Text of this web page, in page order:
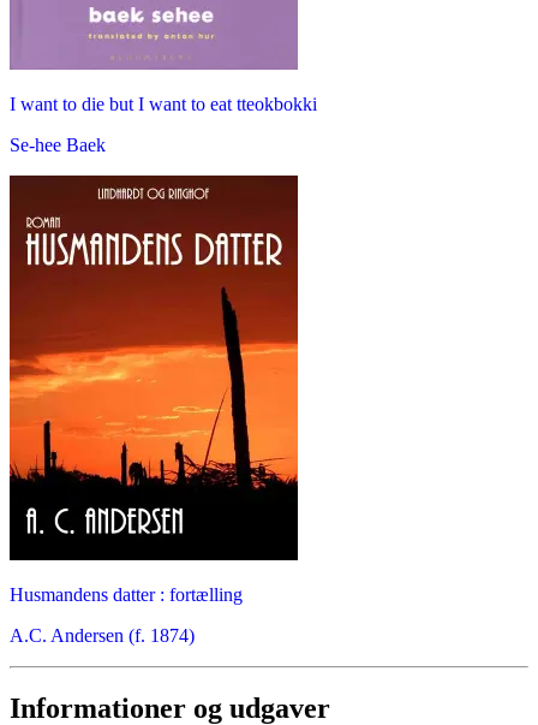
I want to die but I want to eat tteokbokki
Se-hee Baek
Husmandens datter : fortælling
A.C. Andersen (f. 1874)
Informationer og udgaver